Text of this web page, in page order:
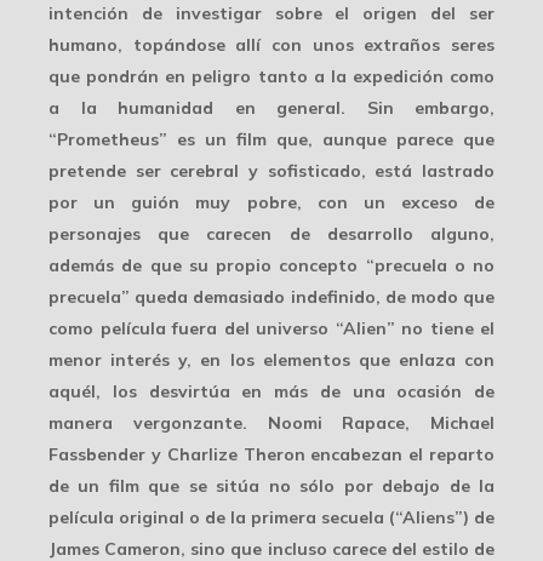
intención de investigar sobre el origen del ser
humano, topándose allí con unos extraños seres
que pondrán en peligro tanto a la expedición como
a la humanidad en general. Sin embargo,
“Prometheus” es un film que, aunque parece que
pretende ser cerebral y sofisticado, está lastrado
por un guión muy pobre, con un exceso de
personajes que carecen de desarrollo alguno,
además de que su propio concepto “precuela o no
precuela” queda demasiado indefinido, de modo que
como película fuera del universo “Alien” no tiene el
menor interés y, en los elementos que enlaza con
aquél, los desvirtúa en más de una ocasión de
manera vergonzante. Noomi Rapace, Michael
Fassbender y Charlize Theron encabezan el reparto
de un film que se sitúa no sólo por debajo de la
película original o de la primera secuela (“Aliens”) de
James Cameron, sino que incluso carece del estilo de